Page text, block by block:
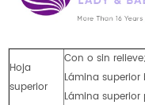
Hoja
superior
Con o sin relieve;
Lámina
Lámina